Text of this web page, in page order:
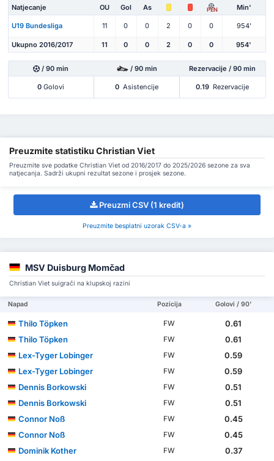
Natjecanje OU Gol As PEN Min'
U19 Bundesliga 11 0 0 2 0 0 954'
Ukupno 2016/2017 11 0 0 2 0 0 954'
/ 90 min / 90 min Rezervacije / 90 min
0 Golovi 0 Asistencije 0.19 Rezervacije
Preuzmite statistiku Christian Viet
Preuzmite sve podatke Christian Viet od 2016/2017 do 2025/2026 sezone za sva
natjecanja. Sadrži ukupni rezultat sezone i prosjek sezone.
Preuzmi CSV (1 kredit)
Preuzmite besplatni uzorak CSV-a »
MSV Duisburg Momčad
Christian Viet suigrači na klupskoj razini
Napad Pozicija Golovi / 90'
Thilo Töpken FW
0.61
Thilo Töpken
FW
0.61
Lex-Tyger Lobinger
FW
0.59
Lex-Tyger Lobinger
FW
0.59
Dennis Borkowski
FW
0.51
Dennis Borkowski
FW
0.51
Connor Noß
FW
0.45
Connor Noß
FW
0.45
Dominik Kother
FW 0.37